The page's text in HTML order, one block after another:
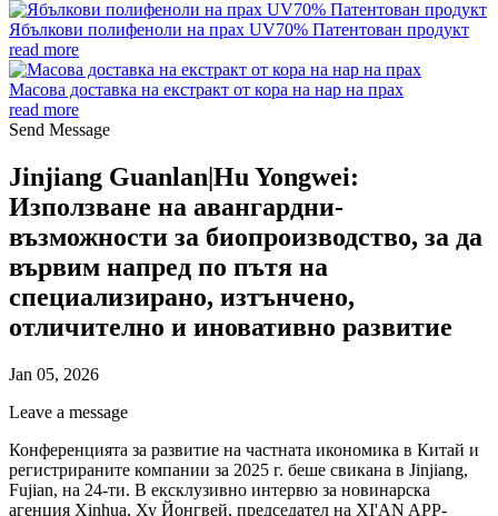
Ябълкови полифеноли на прах UV70% Патентован продукт
read more
Масова доставка на екстракт от кора на нар на прах
read more
Send Message
Jinjiang Guanlan|Hu Yongwei:
Използване на авангардни-
възможности за биопроизводство, за да
вървим напред по пътя на
специализирано, изтънчено,
отличително и иновативно развитие
Jan 05, 2026
Leave a message
Конференцията за развитие на частната икономика в Китай и
регистрираните компании за 2025 г. беше свикана в Jinjiang,
Fujian, на 24-ти. В ексклузивно интервю за новинарска
агенция Xinhua, Ху Йонгвей, председател на XI'AN APP-